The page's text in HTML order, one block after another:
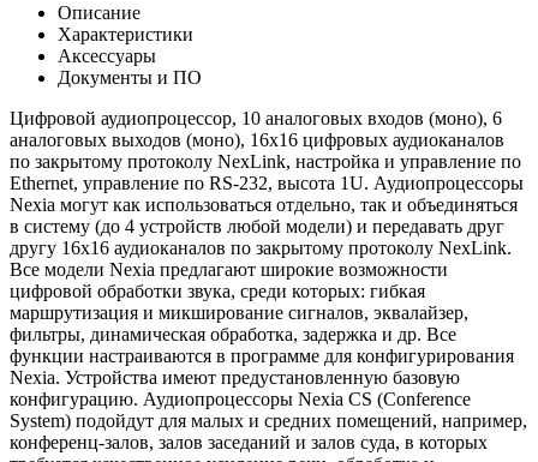
Описание
Характеристики
Аксессуары
Документы и ПО
Цифровой аудиопроцессор, 10 аналоговых входов (моно), 6
аналоговых выходов (моно), 16x16 цифровых аудиоканалов
по закрытому протоколу NexLink, настройка и управление по
Ethernet, управление по RS-232, высота 1U. Аудиопроцессоры
Nexia могут как использоваться отдельно, так и объединяться
в систему (до 4 устройств любой модели) и передавать друг
другу 16х16 аудиоканалов по закрытому протоколу NexLink.
Все модели Nexia предлагают широкие возможности
цифровой обработки звука, среди которых: гибкая
маршрутизация и микширование сигналов, эквалайзер,
фильтры, динамическая обработка, задержка и др. Все
функции настраиваются в программе для конфигурирования
Nexia. Устройства имеют предустановленную базовую
конфигурацию. Аудиопроцессоры Nexia CS (Conference
System) подойдут для малых и средних помещений, например,
конференц-залов, залов заседаний и залов суда, в которых